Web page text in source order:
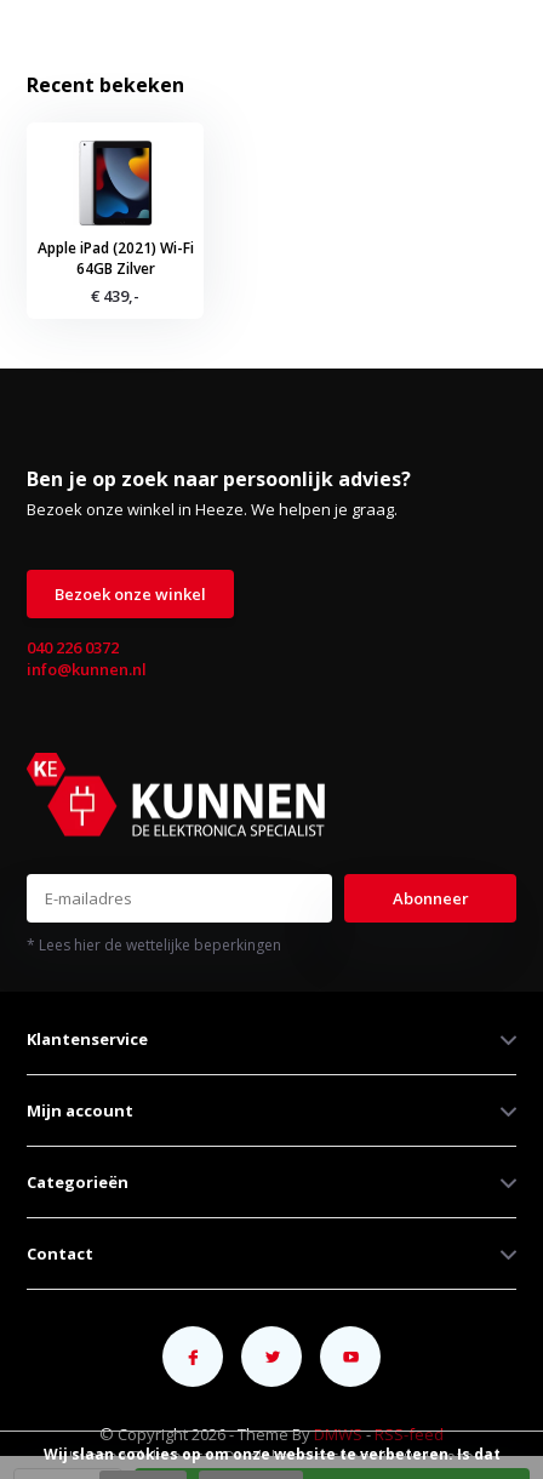
Recent bekeken
Apple iPad (2021) Wi-Fi
64GB Zilver
€ 439,-
Ben je op zoek naar persoonlijk advies?
Bezoek onze winkel in Heeze. We helpen je graag.
Bezoek onze winkel
040 226 0372
info@kunnen.nl
Abonneer
* Lees hier de wettelijke beperkingen
Klantenservice
Mijn account
Categorieën
Contact
© Copyright 2026 - Theme ByDMWS-RSS-feed
Kunnen Elektronica - De elektronicaspecialist uit Heeze
Wij slaan cookies op om onze website te verbeteren. Is dat